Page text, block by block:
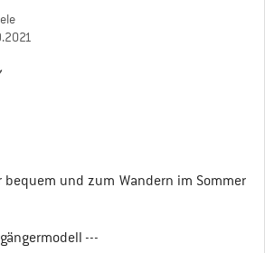
bequem und zum Wandern im Sommer
---